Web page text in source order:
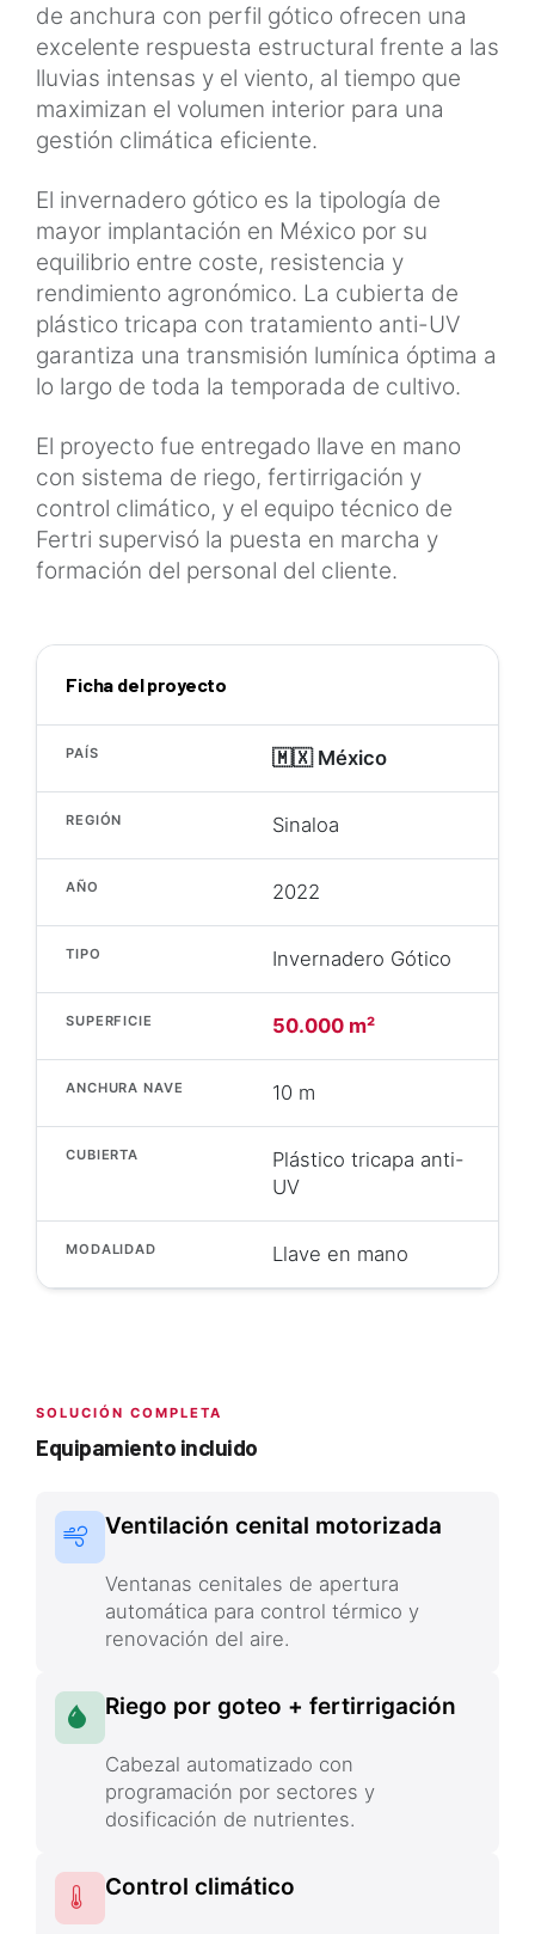
de anchura con perfil gótico ofrecen una
excelente respuesta estructural frente a las
lluvias intensas y el viento, al tiempo que
maximizan el volumen interior para una
gestión climática eficiente.
El invernadero gótico es la tipología de
mayor implantación en México por su
equilibrio entre coste, resistencia y
rendimiento agronómico. La cubierta de
plástico tricapa con tratamiento anti-UV
garantiza una transmisión lumínica óptima a
lo largo de toda la temporada de cultivo.
El proyecto fue entregado llave en mano
con sistema de riego, fertirrigación y
control climático, y el equipo técnico de
Fertri supervisó la puesta en marcha y
formación del personal del cliente.
Ficha del proyecto
PAÍS 🇲🇽 México
REGIÓN Sinaloa
AÑO 2022
TIPO Invernadero Gótico
SUPERFICIE 50.000 m²
ANCHURA NAVE 10 m
CUBIERTA
Plástico tricapa anti-
UV
MODALIDAD Llave en mano
SOLUCIÓN COMPLETA
Equipamiento incluido
Ventilación cenital motorizada
Ventanas cenitales de apertura
automática para control térmico y
renovación del aire.
Riego por goteo + fertirrigación
Cabezal automatizado con
programación por sectores y
dosificación de nutrientes.
Control climático